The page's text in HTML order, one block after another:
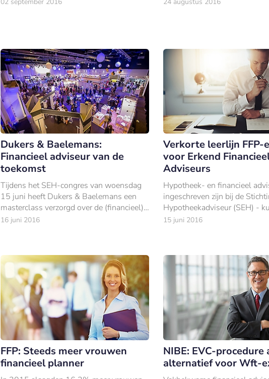
Dukers & Baelemans:
Financieel adviseur van de
toekomst
Tijdens het SEH-congres van woensdag
15 juni heeft Dukers & Baelemans een
masterclass verzorgd over de (financieel)
adviseur van de toekomst.
16 juni 2016
Verkorte leerlijn FFP-
voor Erkend
Adviseurs
Hypotheek- en financieel
ingeschreven zijn bij de
Hypotheekadviseur (SEH) -
versneld hun diploma tot
15 juni 2016
FFP: Steeds meer vrouwen
financieel planner
NIBE: EVC-procedure
alternatief voor Wft-